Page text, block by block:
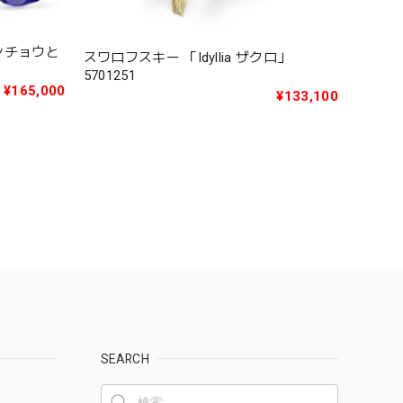
ョウと
¥165,000
スワロフスキー 「Idyllia ザクロ」
5701251
¥133,100
SEARCH